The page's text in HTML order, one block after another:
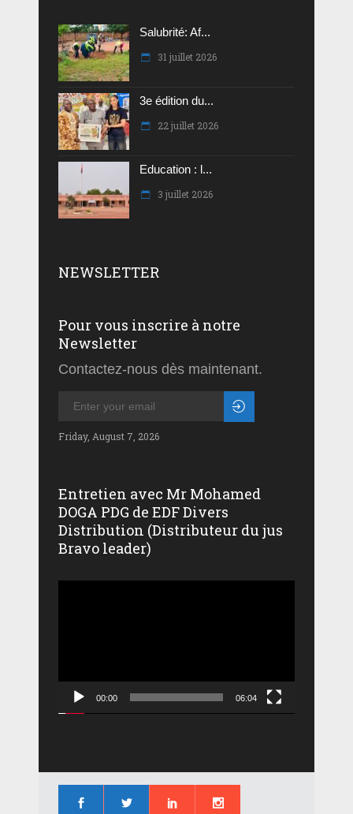
Salubrité: Af...
31 juillet 2026
3e édition du...
22 juillet 2026
Education : l...
3 juillet 2026
NEWSLETTER
Pour vous inscrire à notre
Newsletter
Contactez-nous dès maintenant.
Friday, August 7, 2026
Entretien avec Mr Mohamed
DOGA PDG de EDF Divers
Distribution (Distributeur du jus
Bravo leader)
00:00 06:04